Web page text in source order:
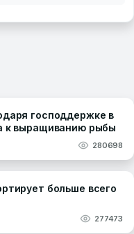
господдержке в
к выращиванию рыбы
280698
больше всего
277473